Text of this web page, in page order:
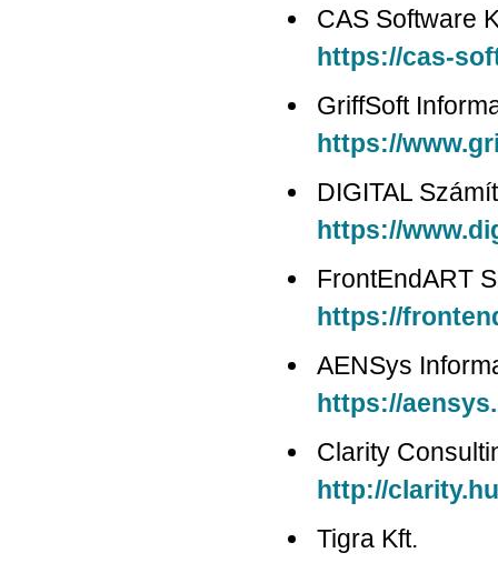
CAS Software
https://cas-
GriffSoft
https://
DIGITAL
https://
FrontEndART
https://
AENSys
https://
Clarity
http://
Tigra Kft.